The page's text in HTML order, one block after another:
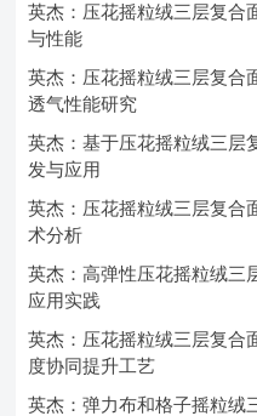
英杰：压花摇粒绒三层复合
与性能
英杰：压花摇粒绒三层复合
透气性能研究
英杰：基于压花摇粒绒三层
发与应用
英杰：压花摇粒绒三层复合
术分析
英杰：高弹性压花摇粒绒三
应用实践
英杰：压花摇粒绒三层复合
度协同提升工艺
英杰：弹力布和格子摇粒绒